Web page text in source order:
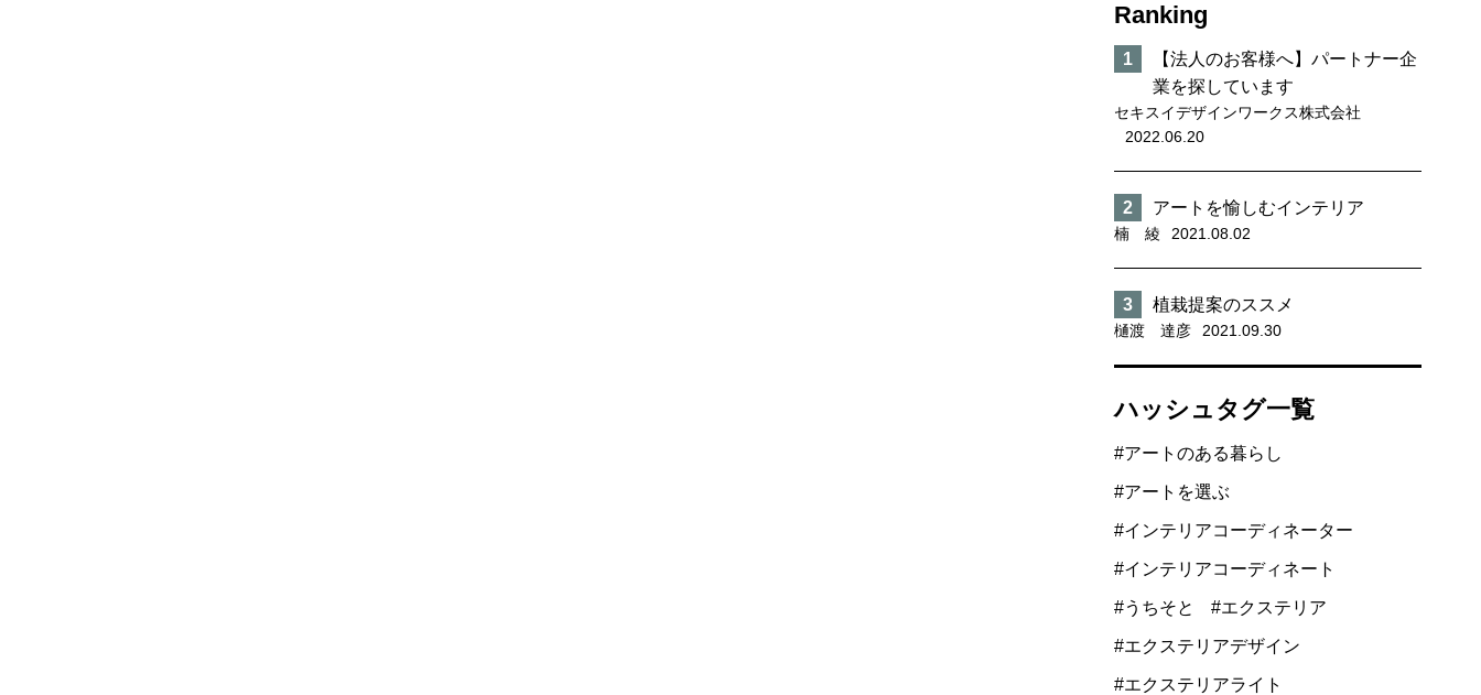
Ranking
【法人のお客様へ】パートナー企
業を探しています
セキスイデザインワークス株式会社
2022.06.20
アートを愉しむインテリア
楠 綾 2021.08.02
植栽提案のススメ
樋渡 達彦 2021.09.30
ハッシュタグ一覧
アートのある暮らし
アートを選ぶ
インテリアコーディネーター
インテリアコーディネート
うちそと エクステリア
エクステリアデザイン
エクステリアライト